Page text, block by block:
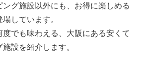
グ施設以外にも、お得に楽しめる
しています。
でも味わえる、大阪にある安くて
設を紹介します。